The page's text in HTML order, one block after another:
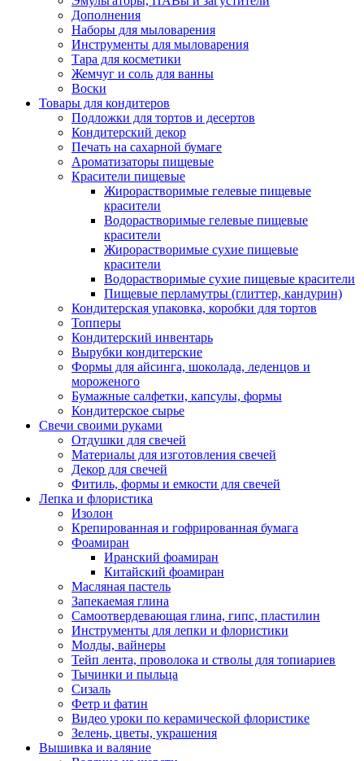
Дополнения
Наборы для мыловарения
Инструменты для мыловарения
Тара для косметики
Жемчуг и соль для ванны
Воски
Товары для кондитеров
Подложки для тортов и десертов
Кондитерский декор
Печать на сахарной бумаге
Ароматизаторы пищевые
Красители пищевые
Жирорастворимые гелевые пищевые
красители
Водорастворимые гелевые пищевые
красители
Жирорастворимые сухие пищевые
красители
Водорастворимые сухие пищевые красители
Пищевые перламутры (глиттер, кандурин)
Кондитерская упаковка, коробки для тортов
Топперы
Кондитерский инвентарь
Вырубки кондитерские
Формы для айсинга, шоколада, леденцов и
мороженого
Бумажные салфетки, капсулы, формы
Кондитерское сырье
Свечи своими руками
Отдушки для свечей
Материалы для изготовления свечей
Декор для свечей
Фитиль, формы и емкости для свечей
Лепка и флористика
Изолон
Крепированная и гофрированная бумага
Фоамиран
Иранский фоамиран
Китайский фоамиран
Масляная пастель
Запекаемая глина
Самоотвердевающая глина, гипс, пластилин
Инструменты для лепки и флористики
Молды, вайнеры
Тейп лента, проволока и стволы для топиариев
Тычинки и пыльца
Сизаль
Фетр и фатин
Видео уроки по керамической флористике
Зелень, цветы, украшения
Вышивка и валяние